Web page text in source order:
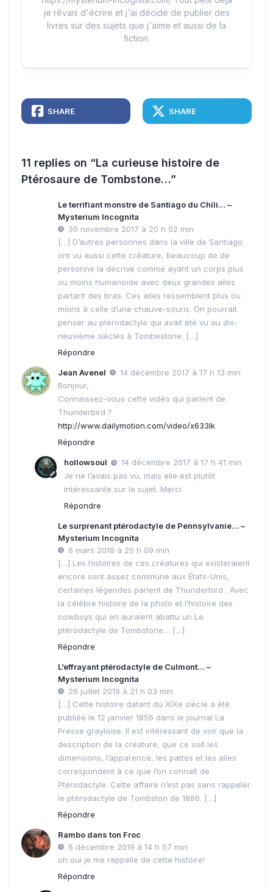
je rêvais d'écrire et j'ai décidé de publier des
livres sur des sujets que j'aime et aussi de la
fiction.
SHARE SHARE
11 replies on “La curieuse histoire de
Ptérosaure de Tombstone…”
Le terrifiant monstre de Santiago du Chili… –
Mysterium Incognita
30 novembre 2017 à 20 h 02 min
[…] D’autres personnes dans la ville de Santiago
ont vu aussi cette créature, beaucoup de de
personne la décrive comme ayant un corps plus
ou moins humanoïde avec deux grandes ailes
partant des bras. Ces ailes ressemblent plus ou
moins à celle d’une chauve-souris. On pourrait
penser au ptérodactyle qui avait été vu au dix-
neuvième siècles à Tombestone. […]
Répondre
Jean Avenel
14 décembre 2017 à 17 h 13 min
Bonjour,
Connaissez-vous cette vidéo qui parlent de
Thunderbird ?
http://www.dailymotion.com/video/x633lk
Répondre
hollowsoul
14 décembre 2017 à 17 h 41 min
Je ne l’avais pas vu, mais elle est plutôt
intéressante sur le sujet. Merci
Répondre
Le surprenant ptérodactyle de Pennsylvanie… –
Mysterium Incognita
6 mars 2018 à 20 h 09 min
[…] Les histoires de ces créatures qui existeraient
encore sont assez commune aux États-Unis,
certaines légendes parlent de Thunderbird . Avec
la célèbre histoire de la photo et l’histoire des
cowboys qui en auraient abattu un Le
ptérodactyle de Tombstone… […]
Répondre
L’effrayant ptérodactyle de Culmont… –
Mysterium Incognita
26 juillet 2019 à 21 h 03 min
[…] Cette histoire datant du XIXe siècle a été
publiée le 12 janvier 1856 dans le journal La
Presse grayloise. Il est intéressant de voir que la
description de la créature, que ce soit les
dimensions, l’apparence, les pattes et les ailes
correspondent à ce que l’on connaît de
Ptérodactyle. Cette affaire n’est pas sans rappeler
le ptérodactyle de Tombston de 1886. […]
Répondre
Rambo dans ton Froc
6 décembre 2019 à 14 h 57 min
oh oui je me rappelle de cette histoire!
Répondre